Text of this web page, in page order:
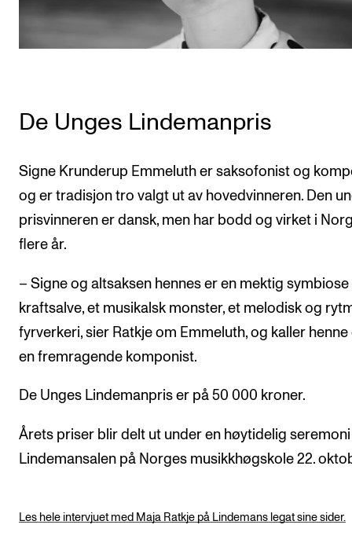
De Unges Lindemanpris
Signe Krunderup Emmeluth er saksofonist og
og er tradisjon tro valgt ut av hovedvinneren. Den
prisvinneren er dansk, men har bodd og virket i
flere år.
– Signe og altsaksen hennes er en mektig symbiose
kraftsalve, et musikalsk monster, et melodisk og
fyrverkeri, sier Ratkje om Emmeluth, og kaller henne
en fremragende komponist.
De Unges Lindemanpris er på 50 000 kroner.
Årets priser blir delt ut under en høytidelig seremoni
Lindemansalen på Norges musikkhøgskole 22.
Les hele intervjuet med Maja Ratkje på Lindemans legat sine sider.